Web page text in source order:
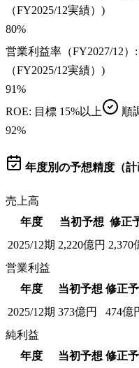
（FY2025/12実績）)
80%
営業利益率（FY2027/12）
（FY2025/12実績）)
91%
ROE: 目標 15%以上 順
92%
年度別の予想精度（計
売上高
年度
当初予想 修正
2025/12期 2,220億円 2,370
営業利益
年度
当初予想 修正
2025/12期 373億円 474億
純利益
年度
当初予想 修正